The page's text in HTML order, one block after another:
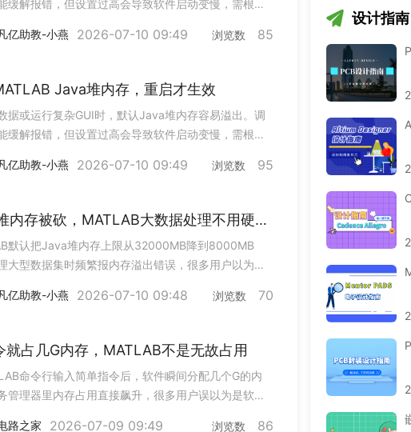
缓解报错，但设置过高会导致软件启动变慢，需根据
合理分配。1. 通过预设界面修改点击主页选项卡的“预
，进入常规设置页面。找到Java堆内存选项，拖动滑块
凡亿助教-小燕 2026-07-10 09:49 浏览数 85
Java堆内存，重启才生效
据或运行复杂GUI时，默认Java堆内存容易溢出。调
缓解报错，但设置过高会导致软件启动变慢，需根据
合理分配。1. 通过预设界面修改点击主页选项卡的“预
，进入常规设置页面。找到Java堆内存选项，拖动滑块
凡亿助教-小燕 2026-07-10 09:49 浏览数 95
Java堆内存被砍，MATLAB大数据处理不用硬扩容
默认把Java堆内存上限从32000MB降到8000MB
大型数据集时频繁报内存溢出错误，很多用户以为只
置强行扩容。其实不用盲目调大堆内存，调整数据处
能适配限制。1. 启用分块读取模式处理大型CSV、二
凡亿助教-小燕 2026-07-10 09:48 浏览数 70
就占几G内存，MATLAB不是无故占用
命令行输入简单指令后，软件瞬间分配几个G的内
管理器里内存占用直接飙升，很多用户误以为是软件
。这类异常大多是隐性操作触发了大内存分配，针对
路之家 2026-07-09 09:49 浏览数 86
硬件开发班
PCB特训营
射频基础班
EMC加强班
BMS特训营
设计指南